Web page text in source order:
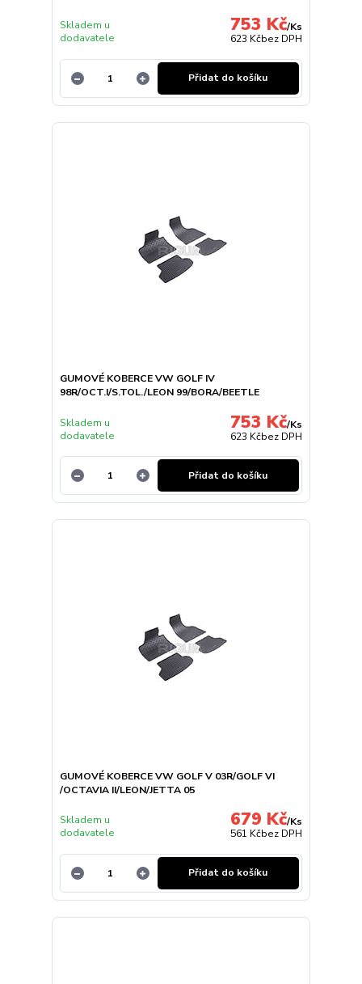
753 Kč/Ks
623 Kčbez DPH
Skladem u
dodavatele
Přidat do košíku
GUMOVÉ KOBERCE VW GOLF IV
98R/OCT.I/S.TOL./LEON 99/BORA/BEETLE
753 Kč/Ks
623 Kčbez DPH
Skladem u
dodavatele
Přidat do košíku
GUMOVÉ KOBERCE VW GOLF V 03R/GOLF VI
/OCTAVIA II/LEON/JETTA 05
679 Kč/Ks
561 Kčbez DPH
Skladem u
dodavatele
Přidat do košíku